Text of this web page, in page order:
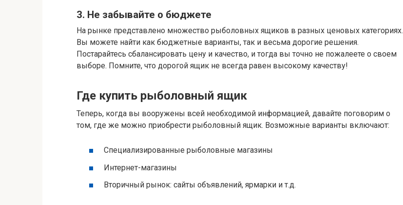
3. Не забывайте о бюджете
На рынке представлено множество рыболовных ящиков в разных ценовых категориях.
Вы можете найти как бюджетные варианты, так и весьма дорогие решения.
Постарайтесь сбалансировать цену и качество, и тогда вы точно не пожалеете о своем
выборе. Помните, что дорогой ящик не всегда равен высокому качеству!
Где купить рыболовный ящик
Теперь, когда вы вооружены всей необходимой информацией, давайте поговорим о
том, где же можно приобрести рыболовный ящик. Возможные варианты включают:
Специализированные рыболовные магазины
Интернет-магазины
Вторичный рынок: сайты объявлений, ярмарки и т.д.